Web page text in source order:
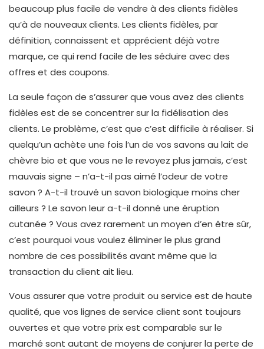
beaucoup plus facile de vendre à des clients fidèles
qu’à de nouveaux clients. Les clients fidèles, par
définition, connaissent et apprécient déjà votre
marque, ce qui rend facile de les séduire avec des
offres et des coupons.
La seule façon de s’assurer que vous avez des clients
fidèles est de se concentrer sur la fidélisation des
clients. Le problème, c’est que c’est difficile à réaliser. Si
quelqu’un achète une fois l’un de vos savons au lait de
chèvre bio et que vous ne le revoyez plus jamais, c’est
mauvais signe – n’a-t-il pas aimé l’odeur de votre
savon ? A-t-il trouvé un savon biologique moins cher
ailleurs ? Le savon leur a-t-il donné une éruption
cutanée ? Vous avez rarement un moyen d’en être sûr,
c’est pourquoi vous voulez éliminer le plus grand
nombre de ces possibilités avant même que la
transaction du client ait lieu.
Vous assurer que votre produit ou service est de haute
qualité, que vos lignes de service client sont toujours
ouvertes et que votre prix est comparable sur le
marché sont autant de moyens de conjurer la perte de